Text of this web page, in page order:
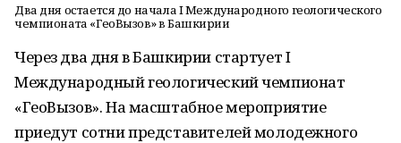
Два дня остается до начала I Международного геологического
чемпионата «ГеоВызов» в Башкирии
Через два дня в Башкирии стартует I
Международный геологический чемпионат
«ГеоВызов». На масштабное мероприятие
приедут сотни представителей молодежного